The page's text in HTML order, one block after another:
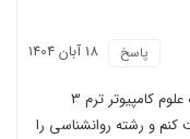
18 آبان 1404 پاسخ
بنده مهدی پیری محمدی هستم دانشجوی رشته علوم کامپیوتر ترم 3
و رشته روانشناسی را